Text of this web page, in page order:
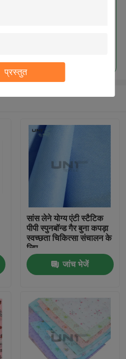
प्रस्तुत
सांस लेने योग्य एंटी स्टैटिक
पीपी स्पुनबॉन्ड गैर बुना कपड़ा
स्वच्छता चिकित्सा संचालन के
लिए
जांच भेजें